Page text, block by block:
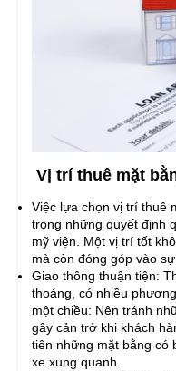
Vị trí thuê mặt
Việc lựa chọn vị trí thuê
trong những quyết định
mỹ viện. Một vị trí tốt
mà còn đóng góp vào
Giao thông thuận tiện:
thoáng, có nhiều
một chiều: Nên tránh
gây cản trở khi khách
tiên những mặt bằng có
xe xung quanh.